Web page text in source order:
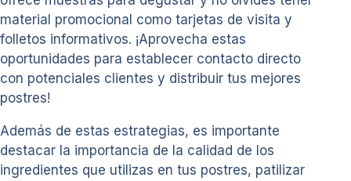
material promocional como tarjetas de visita y
folletos informativos. ¡Aprovecha estas
oportunidades para establecer contacto directo
con potenciales clientes y distribuir tus mejores
postres!
Además de estas estrategias, es importante
destacar la importancia de la calidad de los
ingredientes que utilizas en tus postres, patilizar